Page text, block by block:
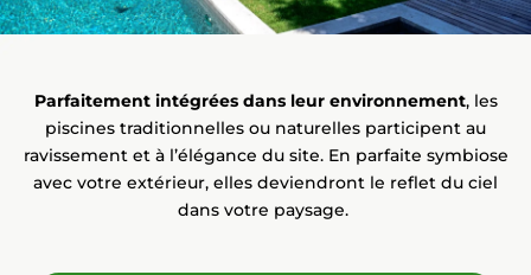
Parfaitement intégrées dans leur environnement, les
piscines traditionnelles ou naturelles participent au
ravissement et à l’élégance du site.En parfaite symbiose
avec votre extérieur, elles deviendront le reflet du ciel
dans votre paysage.